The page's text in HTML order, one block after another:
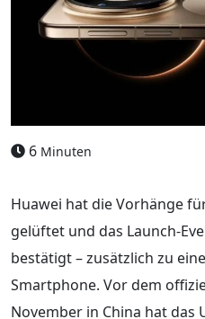
6 Minuten
Huawei hat die Vorhänge
gelüftet und das Launch-
bestätigt – zusätzlich zu
Smartphone. Vor dem
November in China hat das